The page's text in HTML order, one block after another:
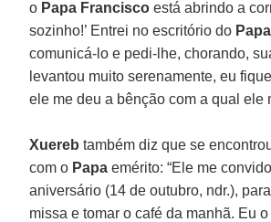
o Papa Francisco está abrindo a
sozinho!’ Entrei no escritório do
comunicá-lo e pedi-lhe, chorando,
levantou muito serenamente, eu
ele me deu a bênção com a qual ele
Xuereb também diz que se
com o Papa emérito: “Ele me
aniversário (14 de outubro, ndr.),
missa e tomar o café da manhã. Eu